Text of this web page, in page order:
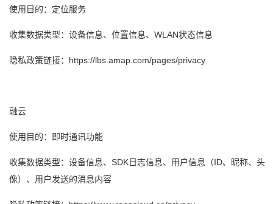
使用目的：定位服务
收集数据类型：设备信息、位置信息、WLAN状态信息
隐私政策链接：https://lbs.amap.com/pages/privacy
融云
使用目的：即时通讯功能
收集数据类型：设备信息、SDK日志信息、用户信息（ID、昵称、头
像）、用户发送的消息内容